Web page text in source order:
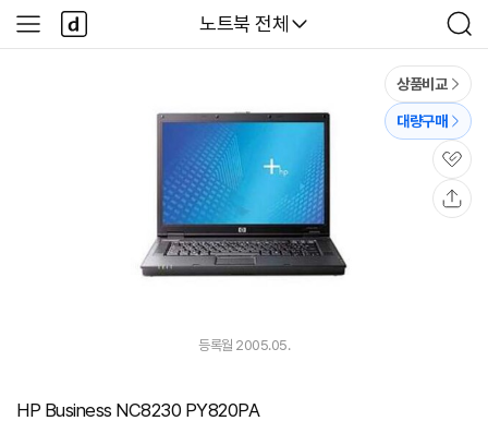
다나와
노트북 전체
검
색
사
이
다
나
와
상품비교
대량구매
관
심
등록월 2005.05.
HP Business NC8230 PY820PA